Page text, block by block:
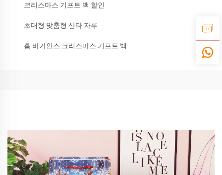
크리스마스 기프트 백 할인
초대형 맞춤형 산타 자루
홈 바가인스 크리스마스 기프트 백